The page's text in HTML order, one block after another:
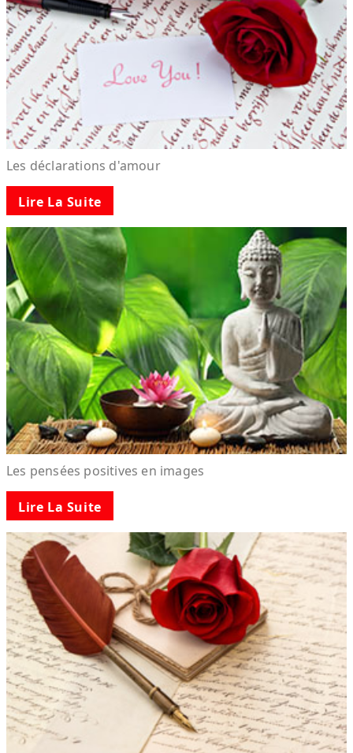
Les déclarations d'amour
Lire La Suite
Les pensées positives en images
Lire La Suite